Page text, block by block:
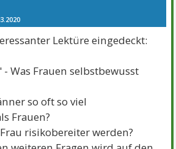
Lektüre eingedeckt:
- Was Frauen selbstbewusst
so oft so viel
Frauen?
risikobereiter werden?